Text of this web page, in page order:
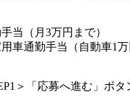
当（月3万円まで）
車通勤手当（自動車1万
＞「応募へ進む」ボタ